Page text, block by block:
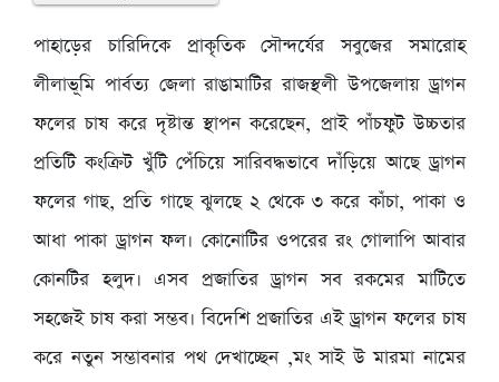
পাহাড়ের চারিদিকে প্রাকৃতিক সৌন্দর্যের সবুজের সমারোহ
লীলাভূমি পার্বত্য জেলা রাঙামাটির রাজস্থলী উপজেলায় ড্রাগন
ফলের চাষ করে দৃষ্টান্ত স্থাপন করেছেন, প্রাই পাঁচফুট উচ্চতার
প্রতিটি কংক্রিট খুঁটি পেঁচিয়ে সারিবদ্ধভাবে দাঁড়িয়ে আছে ড্রাগন
ফলের গাছ, প্রতি গাছে ঝুলছে ২ থেকে ৩ করে কাঁচা, পাকা ও
আধা পাকা ড্রাগন ফল। কোনোটির ওপরের রং গোলাপি আবার
কোনটির হলুদ। এসব প্রজাতির ড্রাগন সব রকমের মাটিতে
সহজেই চাষ করা সম্ভব। বিদেশি প্রজাতির এই ড্রাগন ফলের চাষ
করে নতুন সম্ভাবনার পথ দেখাচ্ছেন ,মং সাই উ মারমা নামের